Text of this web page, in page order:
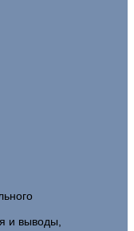
и выводы,